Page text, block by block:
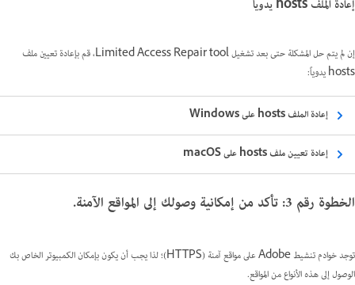
إعادة الملف hosts يدوياً
إن لم يتم حل المشكلة حتى بعد تشغيل Limited Access Repair tool، قم بإعادة تعيين ملف
hosts يدوياً:
إعادة الملف hosts على Windows
إعادة تعيين ملف hosts على macOS
الخطوة رقم 3: تأكد من إمكانية وصولك إلى المواقع الآمنة.
توجد خوادم تنشيط Adobe على مواقع آمنة (HTTPS)؛ لذا يجب أن يكون بإمكان الكمبيوتر الخاص بك
الوصول إلى هذه الأنواع من المواقع.